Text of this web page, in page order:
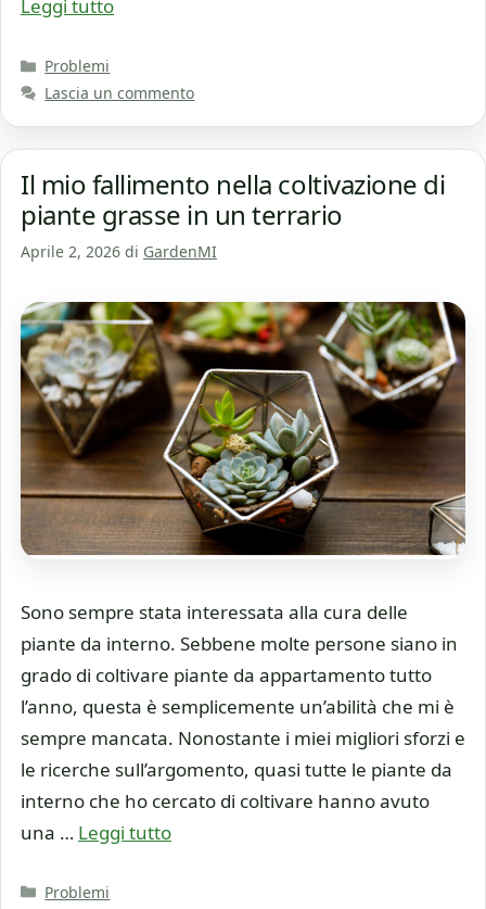
Leggi tutto
Categorie
Problemi
Lascia un commento
Il mio fallimento nella coltivazione di
piante grasse in un terrario
Aprile 2, 2026 di GardenMI
Sono sempre stata interessata alla cura delle
piante da interno. Sebbene molte persone siano in
grado di coltivare piante da appartamento tutto
l’anno, questa è semplicemente un’abilità che mi è
sempre mancata. Nonostante i miei migliori sforzi e
le ricerche sull’argomento, quasi tutte le piante da
interno che ho cercato di coltivare hanno avuto
una … Leggi tutto
Categorie
Problemi